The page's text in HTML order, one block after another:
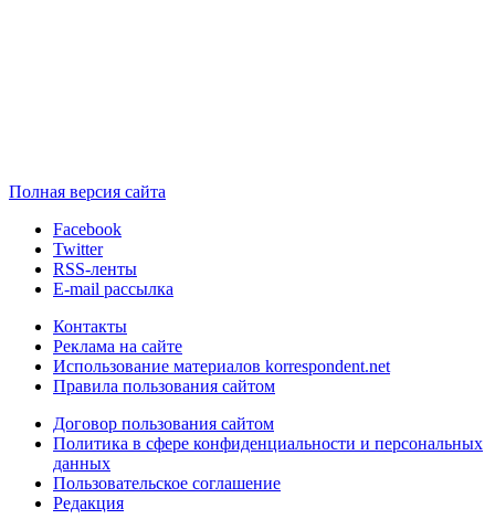
Полная версия сайта
Facebook
Twitter
RSS-ленты
E-mail рассылка
Контакты
Реклама на сайте
Использование материалов korrespondent.net
Правила пользования сайтом
Договор пользования сайтом
Политика в сфере конфиденциальности и персональных
данных
Пользовательское соглашение
Редакция